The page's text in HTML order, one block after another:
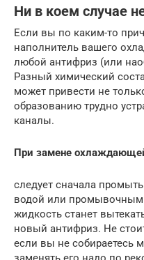
Ни в коем случае
Если вы по каким-то
наполнитель вашего
любой антифриз (или
Разный химический
может привести не
образованию трудно
каналы.
При замене
следует сначала
водой или промывочным
жидкость станет
новый антифриз. Не
если вы не собираетесь